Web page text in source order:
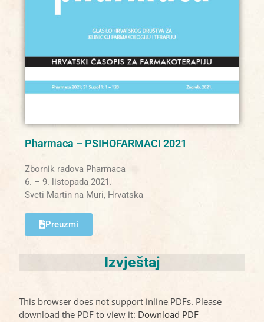
Pharmaca – PSIHOFARMACI 2021
Zbornik radova Pharmaca
6. – 9. listopada 2021.
Sveti Martin na Muri, Hrvatska
Preuzmi
Izvještaj
This browser does not support inline PDFs. Please
download the PDF to view it: Download PDF